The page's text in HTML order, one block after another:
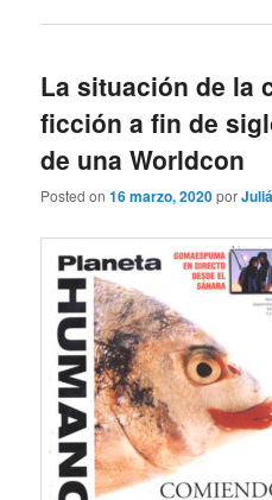
La situación de la
ficción a fin de
de una Worldcon
Posted on16 marzo, 2020por